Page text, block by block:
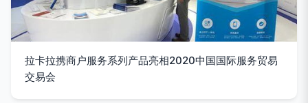
拉卡拉携商户服务系列产品亮相2020中国国际服务贸易
交易会